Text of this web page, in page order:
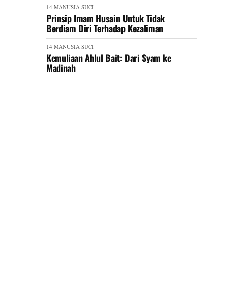
14 MANUSIA SUCI
Prinsip Imam Husain Untuk Tidak
Berdiam Diri Terhadap Kezaliman
14 MANUSIA SUCI
Kemuliaan Ahlul Bait: Dari Syam ke
Madinah